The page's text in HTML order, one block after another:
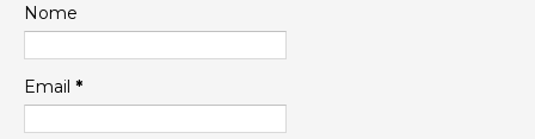
Nome
Email *